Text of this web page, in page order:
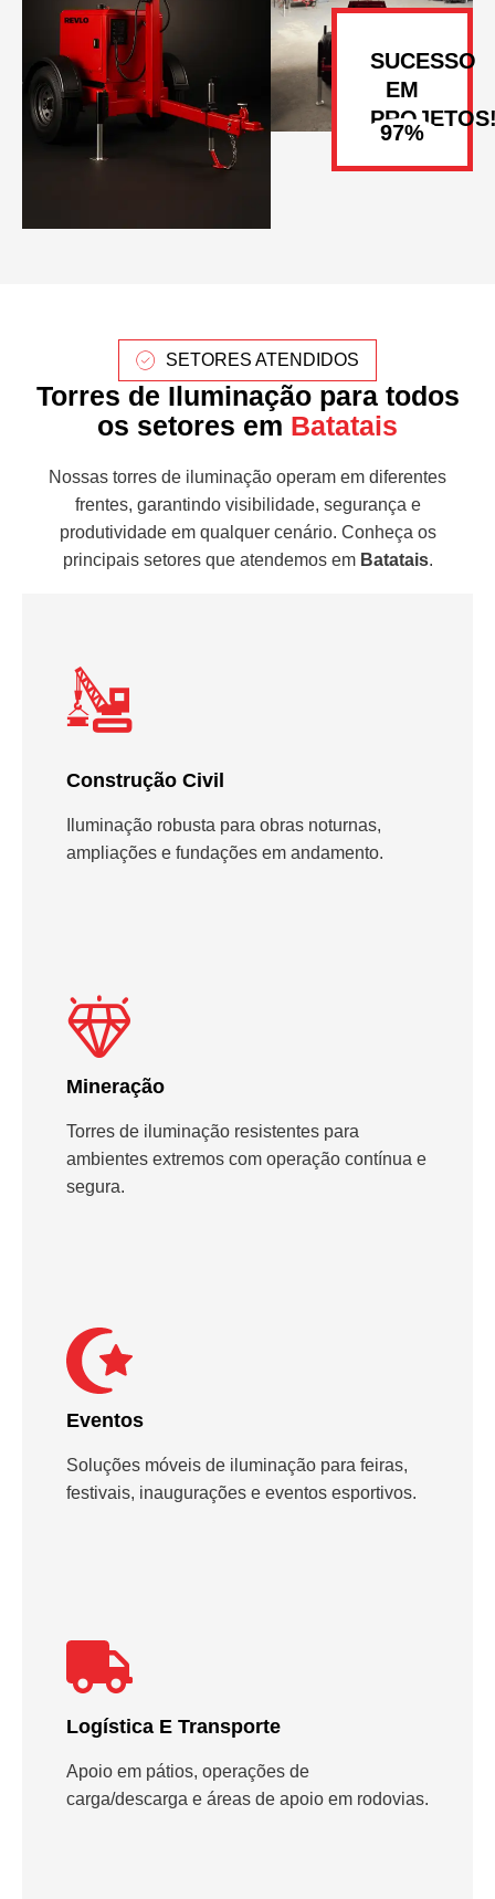
SUCESSO
EM
SETORES ATENDIDOS
Torres de Iluminação para todos
os setores em Batatais
Nossas torres de iluminação operam em diferentes
frentes, garantindo visibilidade, segurança e
produtividade em qualquer cenário. Conheça os
principais setores que atendemos em Batatais.
Construção Civil
Iluminação robusta para obras noturnas,
ampliações e fundações em andamento.
Mineração
Torres de iluminação resistentes para
ambientes extremos com operação contínua e
segura.
Eventos
Soluções móveis de iluminação para feiras,
festivais, inaugurações e eventos esportivos.
Logística E Transporte
Apoio em pátios, operações de
carga/descarga e áreas de apoio em rodovias.